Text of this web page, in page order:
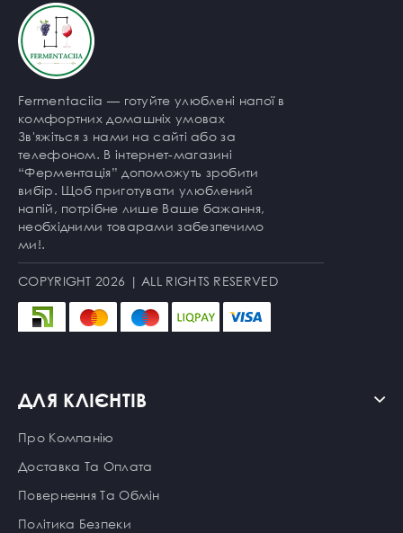
Fermentaciia — готуйте улюблені напої в
комфортних домашніх умовах
Зв'яжіться з нами на сайті або за
телефоном. В інтернет-магазині
“Ферментація” допоможуть зробити
вибір. Щоб приготувати улюблений
напій, потрібне лише Ваше бажання,
необхідними товарами забезпечимо
ми!.
COPYRIGHT 2026 | ALL RIGHTS RESERVED
ДЛЯ КЛІЄНТІВ
Про Компанію
Доставка Та Оплата
Повернення Та Обмін
Політика Безпеки